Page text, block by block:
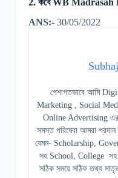
2. কবে WB Madrasah
ANS:- 30/05/2022
পেশাগতভাবে আমি
Marketing , Social
Online Advertising এর
সমস্ত পরিষেবা আমরা
যেমন- Scholarship,
সহ School, College সহ
সঠিক সময়ে সঠিক তথ্য